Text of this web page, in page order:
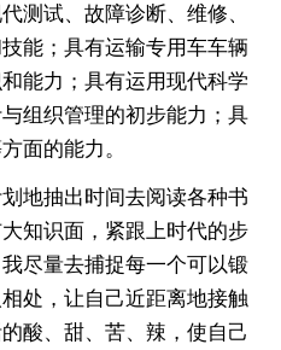
测试、故障诊断、维修、
能；具有运输专用车车辆
能力；具有运用现代科学
组织管理的初步能力；具
面的能力。
地抽出时间去阅读各种书
知识面，紧跟上时代的步
尽量去捕捉每一个可以锻
处，让自己近距离地接触
酸、甜、苦、辣，使自己